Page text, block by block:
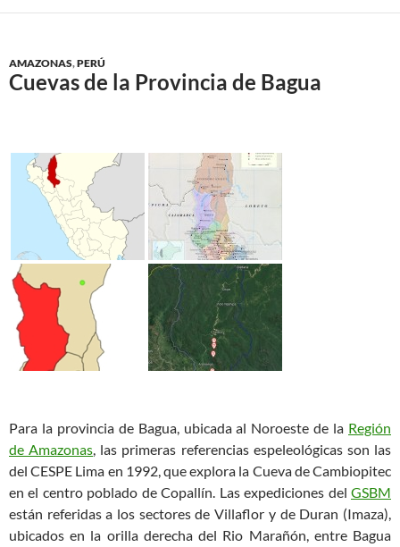
AMAZONAS,PERÚ
Cuevas de la Provincia de Bagua
Para la provincia de Bagua, ubicada al Noroeste de la Región
de Amazonas, las primeras referencias espeleológicas son las
del CESPE Lima en 1992, que explora la Cueva de Cambiopitec
en el centro poblado de Copallín. Las expediciones del GSBM
están referidas a los sectores de Villaflor y de Duran (Imaza),
ubicados en la orilla derecha del Rio Marañón, entre Bagua